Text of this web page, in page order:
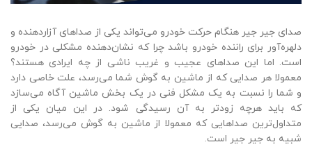
صدای جیر جیر هنگام حرکت خودرو می‌تواند یکی از صدا‌های آزار‌دهنده و
دلهره‌آور برای راننده خودرو باشد چرا که نشان‌دهنده مشکلی در خودرو
است. اما این صداهای عجیب‌ و غریب ناشی از چه ایرادی هستند؟
معمولا هر صدایی که از ماشین به گوش شما می‌رسد، علت خاصی دارد
و شما را نسبت به یک مشکل فنی در یک بخش ماشین آگاه می‌سازد
که باید هرچه زودتر به آن رسیدگی شود. در این میان یکی از
متداول‌ترین صداهایی که معمولا از ماشین به گوش می‌رسد، صدایی
شبیه به جیر جیر است.